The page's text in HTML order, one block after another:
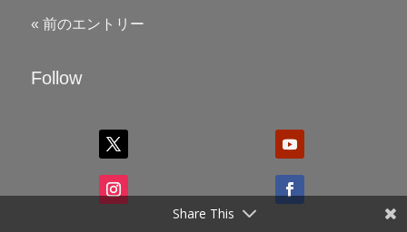
« 前のエントリー
Follow
Share This